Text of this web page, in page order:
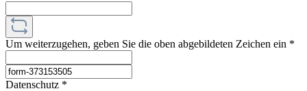
Um weiterzugehen, geben Sie die oben abgebildeten Zeichen ein *
Datenschutz *